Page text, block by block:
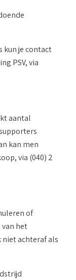
kun je contact
PSV, via
aantal
kan men
via (040) 2
of
het
achteraf als